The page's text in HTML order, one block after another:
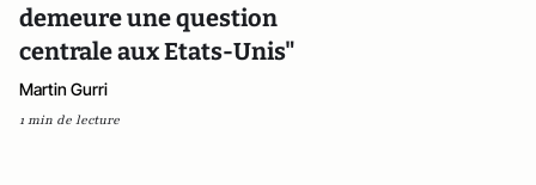
demeure une question
centrale aux Etats-Unis"
Martin Gurri
1 min de lecture